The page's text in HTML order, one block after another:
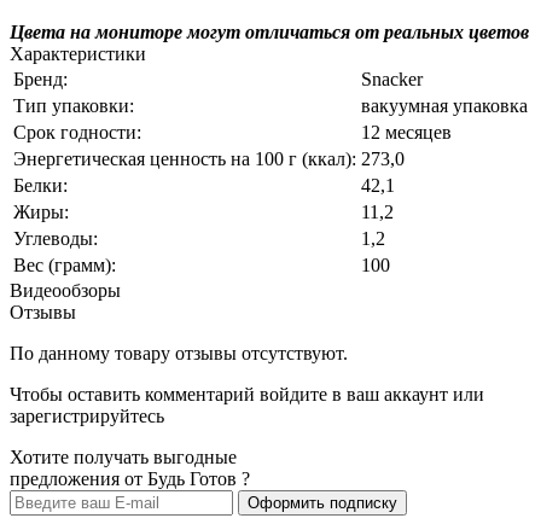
Цвета на мониторе могут отличаться от реальных цветов
Характеристики
Бренд:
Snacker
Тип упаковки:
вакуумная упаковка
Срок годности:
12 месяцев
Энергетическая ценность на 100 г (ккал): 273,0
Белки:
42,1
Жиры:
11,2
Углеводы:
1,2
Вес (грамм):
100
Видеообзоры
Отзывы
По данному товару отзывы отсутствуют.
Чтобы оставить комментарий войдите в ваш аккаунт или
зарегистрируйтесь
Хотите получать выгодные
предложения от Будь Готов ?
Оформить подписку